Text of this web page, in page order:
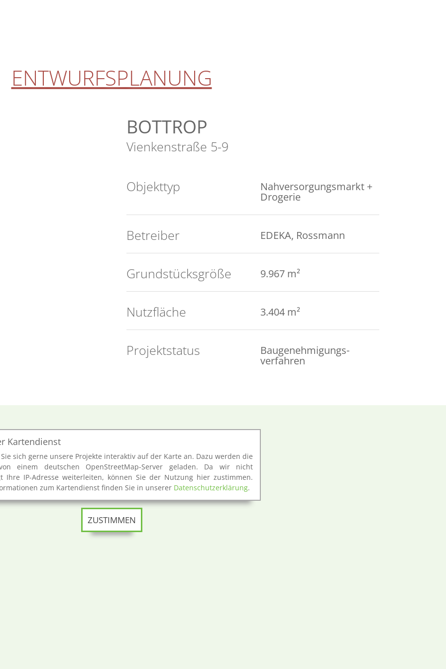
ENTWURFSPLANUNG
BOTTROP
Vienkenstraße 5-9
Objekt­typ Nahversorgungsmarkt +
Drogerie
Betreiber EDEKA, Rossmann
Grund­stücks­größe 9.967 m²
Nutz­fläche 3.404 m²
Projekt­status Baugenehmigungs­
verfahren
Kartendienst
sich gerne unsere Projekte interaktiv auf der Karte an. Dazu werden die
einem deutschen OpenStreetMap-Server geladen. Da wir nicht
Ihre IP-Adresse weiterleiten, können Sie der Nutzung hier zustimmen.
zum Kartendienst finden Sie in unserer Datenschutzerklärung.
ZUSTIMMEN